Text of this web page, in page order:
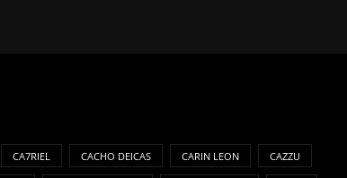
CA7RIEL CACHO DEICAS CARIN LEON CAZZU